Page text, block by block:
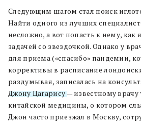
Следующим шагом стал поиск
Найти одного из лучших
несложно, а вот попасть к нему, как
задачей со звездочкой. Однако у
для приема («спасибо» пандемии,
коррективы в расписание
раздумывая, записалась на
Джону Цагарису— известному
китайской медицины, о котором
Джон часто приезжал в Москву,